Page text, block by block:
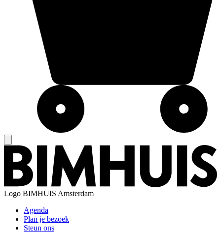
Logo BIMHUIS Amsterdam
Agenda
Plan je bezoek
Steun ons